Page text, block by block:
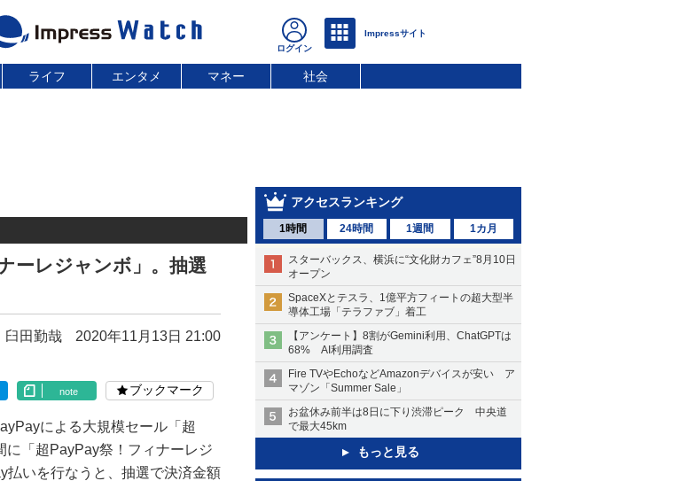
ライフ エンタメ マネー 社会
アクセスランキング
1時間 24時間 1週間 1カ月
スターバックス、横浜に“文化財カフェ”8月10日
オープン
SpaceXとテスラ、1億平方フィートの超大型半
導体工場「テラファブ」着工
【アンケート】8割がGemini利用、ChatGPTは
68% AI利用調査
Fire TVやEchoなどAmazonデバイスが安い ア
マゾン「Summer Sale」
お盆休み前半は8日に下り渋滞ピーク 中央道
で最大45km
もっと見る
ーレジャンボ」。抽選
臼田勤哉 2020年11月13日 21:00
note ブックマーク
による大規模セール「超
「超PayPay祭！フィナーレジ
払いを行なうと、抽選で決済金額